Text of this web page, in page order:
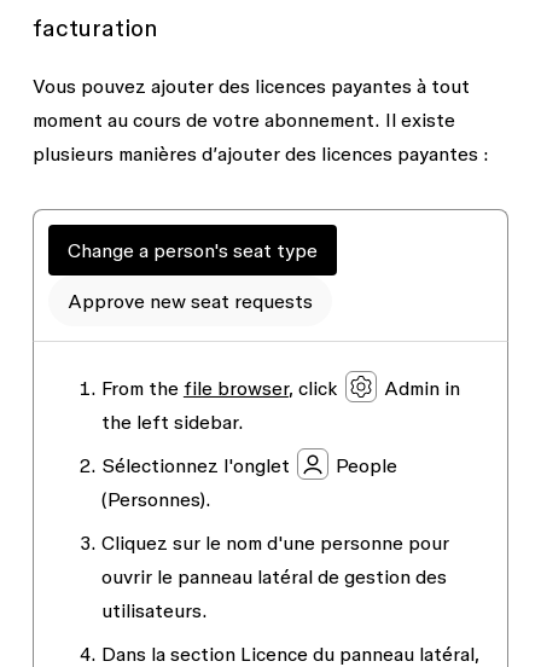
facturation
Vous pouvez ajouter des licences payantes à tout
moment au cours de votre abonnement. Il existe
plusieurs manières d’ajouter des licences payantes :
Change a person's seat type
Approve new seat requests
From the file browser, click Adminin
the left sidebar.
Sélectionnez l'onglet
People
(Personnes).
Cliquez sur le nom d'une personne pour
ouvrir le panneau latéral de gestion des
utilisateurs.
Dans la section Licence du panneau latéral,